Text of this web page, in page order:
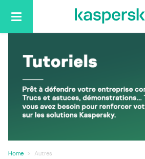
Basculer
Home Autres